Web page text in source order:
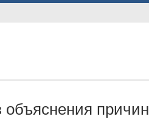
объяснения